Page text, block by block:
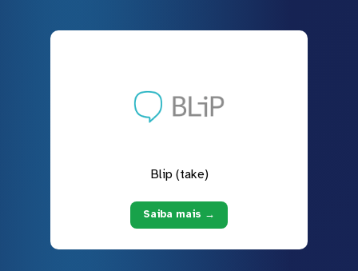
Blip (take)
Saiba mais →